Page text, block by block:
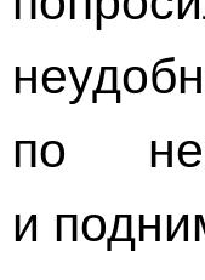
по
и